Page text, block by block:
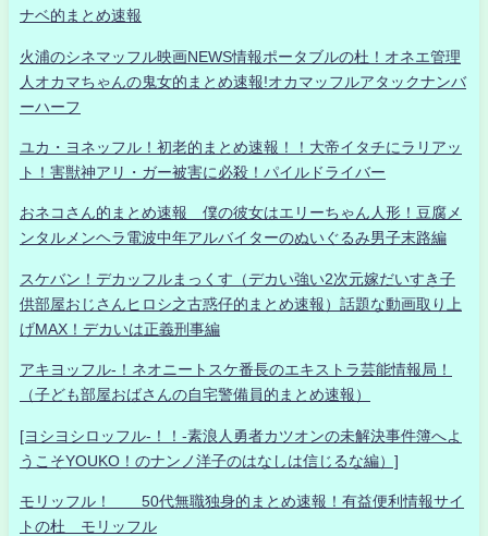
ナベ的まとめ速報
火浦のシネマッフル映画NEWS情報ポータブルの杜！オネエ管理
人オカマちゃんの鬼女的まとめ速報!オカマッフルアタックナンバ
ーハーフ
ユカ・ヨネッフル！初老的まとめ速報！！大帝イタチにラリアッ
ト！害獣神アリ・ガー被害に必殺！パイルドライバー
おネコさん的まとめ速報 僕の彼女はエリーちゃん人形！豆腐メ
ンタルメンヘラ電波中年アルバイターのぬいぐるみ男子末路編
スケバン！デカッフルまっくす（デカい強い2次元嫁だいすき子
供部屋おじさんヒロシ之古惑仔的まとめ速報）話題な動画取り上
げMAX！デカいは正義刑事編
アキヨッフル-！ネオニートスケ番長のエキストラ芸能情報局！
（子ども部屋おばさんの自宅警備員的まとめ速報）
[ヨシヨシロッフル-！！-素浪人勇者カツオンの未解決事件簿へよ
うこそYOUKO！のナンノ洋子のはなしは信じるな編）]
モリッフル！ 50代無職独身的まとめ速報！有益便利情報サイ
トの杜 モリッフル